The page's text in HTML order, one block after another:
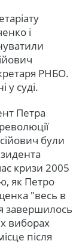
і
РНБО.
у суді.
Петра
були
кризи 2005
як Петро
"весь в
завершилось
виборах
після